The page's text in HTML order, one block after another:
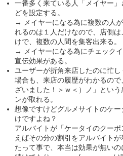
一番多く来ている人「メイヤー
どを設定する。
→ メイヤーになる為に複数の人
れるのは１人だけなので、店側
けで、複数の人間を集客出来る。
→ メイヤーになる為にチェック
宣伝効果がある。
ユーザーが折角来店したのに忙
場合も、来店の履歴がわかるの
ざいました！＞ｗ＜）ノ」とい
ンが取れる。
想像ですけどグルメサイトのケ
けですよね？
アルバイトが「ケータイのクー
えばその分の割引をアルバイト
たって事で、本当は効果が無い